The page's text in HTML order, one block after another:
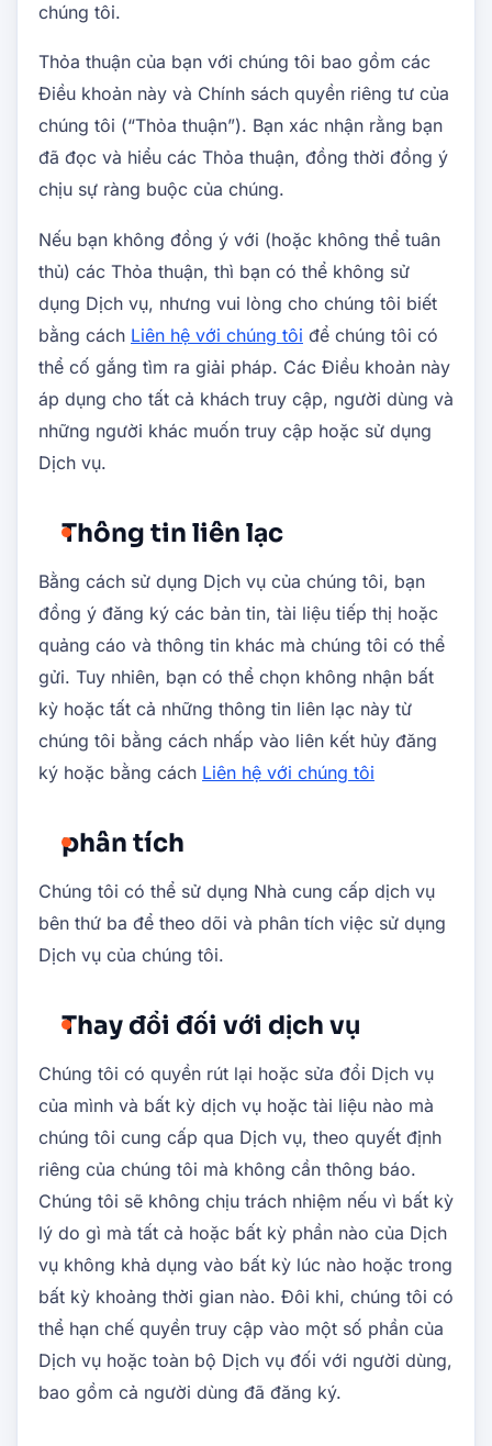
chúng tôi.
Thỏa thuận của bạn với chúng tôi bao gồm các
Điều khoản này và Chính sách quyền riêng tư của
chúng tôi (“Thỏa thuận”). Bạn xác nhận rằng bạn
đã đọc và hiểu các Thỏa thuận, đồng thời đồng ý
chịu sự ràng buộc của chúng.
Nếu bạn không đồng ý với (hoặc không thể tuân
thủ) các Thỏa thuận, thì bạn có thể không sử
dụng Dịch vụ, nhưng vui lòng cho chúng tôi biết
bằng cách Liên hệ với chúng tôi để chúng tôi có
thể cố gắng tìm ra giải pháp. Các Điều khoản này
áp dụng cho tất cả khách truy cập, người dùng và
những người khác muốn truy cập hoặc sử dụng
Dịch vụ.
Thông tin liên lạc
Bằng cách sử dụng Dịch vụ của chúng tôi, bạn
đồng ý đăng ký các bản tin, tài liệu tiếp thị hoặc
quảng cáo và thông tin khác mà chúng tôi có thể
gửi. Tuy nhiên, bạn có thể chọn không nhận bất
kỳ hoặc tất cả những thông tin liên lạc này từ
chúng tôi bằng cách nhấp vào liên kết hủy đăng
ký hoặc bằng cách Liên hệ với chúng tôi
phân tích
Chúng tôi có thể sử dụng Nhà cung cấp dịch vụ
bên thứ ba để theo dõi và phân tích việc sử dụng
Dịch vụ của chúng tôi.
Thay đổi đối với dịch vụ
Chúng tôi có quyền rút lại hoặc sửa đổi Dịch vụ
của mình và bất kỳ dịch vụ hoặc tài liệu nào mà
chúng tôi cung cấp qua Dịch vụ, theo quyết định
riêng của chúng tôi mà không cần thông báo.
Chúng tôi sẽ không chịu trách nhiệm nếu vì bất kỳ
lý do gì mà tất cả hoặc bất kỳ phần nào của Dịch
vụ không khả dụng vào bất kỳ lúc nào hoặc trong
bất kỳ khoảng thời gian nào. Đôi khi, chúng tôi có
thể hạn chế quyền truy cập vào một số phần của
Dịch vụ hoặc toàn bộ Dịch vụ đối với người dùng,
bao gồm cả người dùng đã đăng ký.